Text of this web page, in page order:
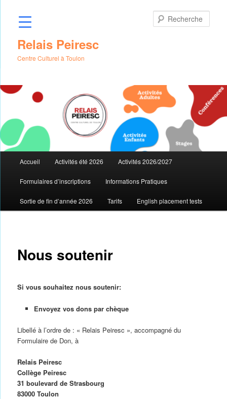
contenu
Relais Peiresc
Centre Culturel à Toulon
principal
Accueil Activités été 2026 Activités 2026/2027
Formulaires d’inscriptions Informations Pratiques
Sortie de fin d’année 2026 Tarifs English placement tests
Nous soutenir
Si vous souhaitez nous soutenir:
Envoyez vos dons par chèque
Libellé à l’ordre de : « Relais Peiresc », accompagné du
Formulaire de Don, à
Relais Peiresc
Collège Peiresc
31 boulevard de Strasbourg
83000 Toulon